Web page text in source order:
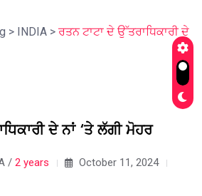
> INDIA > ਰਤਨ ਟਾਟਾ ਦੇ ਉੱਤਰਾਧਿਕਾਰੀ ਦੇ
ਦੇ ਨਾਂ ‘ਤੇ ਲੱਗੀ ਮੋਹਰ
/ 2 years
October 11, 2024